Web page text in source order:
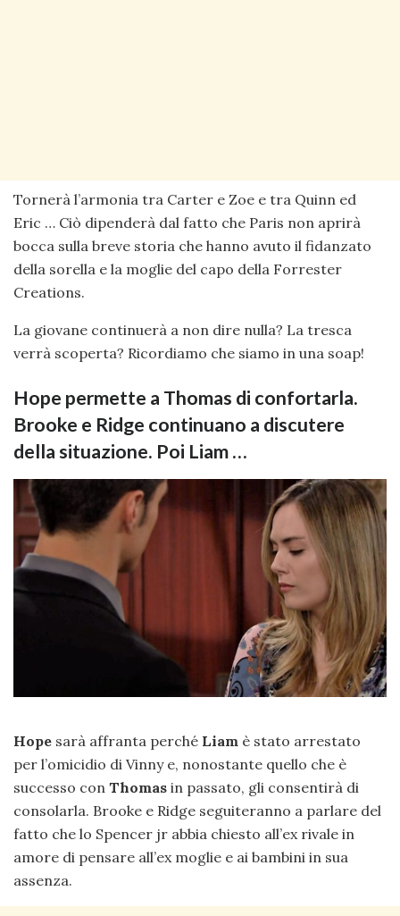
Tornerà l’armonia tra Carter e Zoe e tra Quinn ed
Eric … Ciò dipenderà dal fatto che Paris non aprirà
bocca sulla breve storia che hanno avuto il fidanzato
della sorella e la moglie del capo della Forrester
Creations.
La giovane continuerà a non dire nulla? La tresca
verrà scoperta? Ricordiamo che siamo in una soap!
Hope permette a Thomas di confortarla.
Brooke e Ridge continuano a discutere
della situazione. Poi Liam …
Hope sarà affranta perché Liam è stato arrestato
per l’omicidio di Vinny e, nonostante quello che è
successo con Thomas in passato, gli consentirà di
consolarla. Brooke e Ridge seguiteranno a parlare del
fatto che lo Spencer jr abbia chiesto all’ex rivale in
amore di pensare all’ex moglie e ai bambini in sua
assenza.